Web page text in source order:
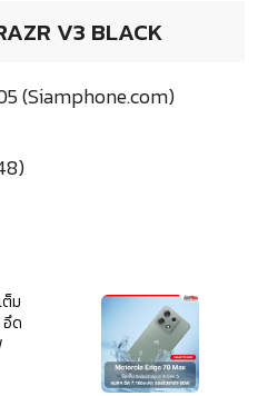
V3 BLACK
(Siamphone.com)
ม
ด